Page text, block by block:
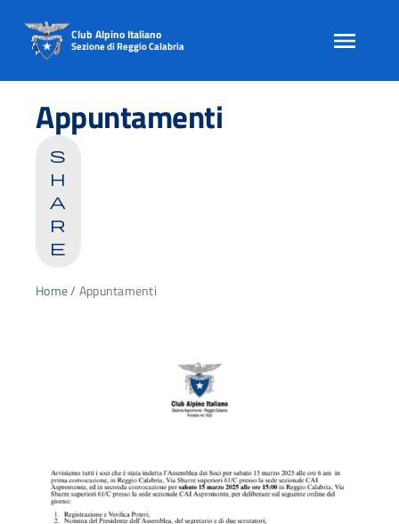
content
Club Alpino Italiano
Sezione di Reggio Calabria
Appuntamenti
s
h
a
r
e
Home/Appuntamenti